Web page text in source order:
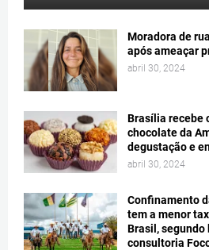
Moradora de
após ameaçar
abril 30, 2024
Brasília recebe
chocolate da
degustação e
abril 30, 2024
Confinamento
tem a menor
Brasil, segundo
consultoria